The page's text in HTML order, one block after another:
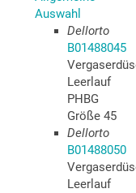
Auswahl
Dellorto
B01488045
Leerlauf
PHBG
Größe 45
Dellorto
B01488050
Leerlauf